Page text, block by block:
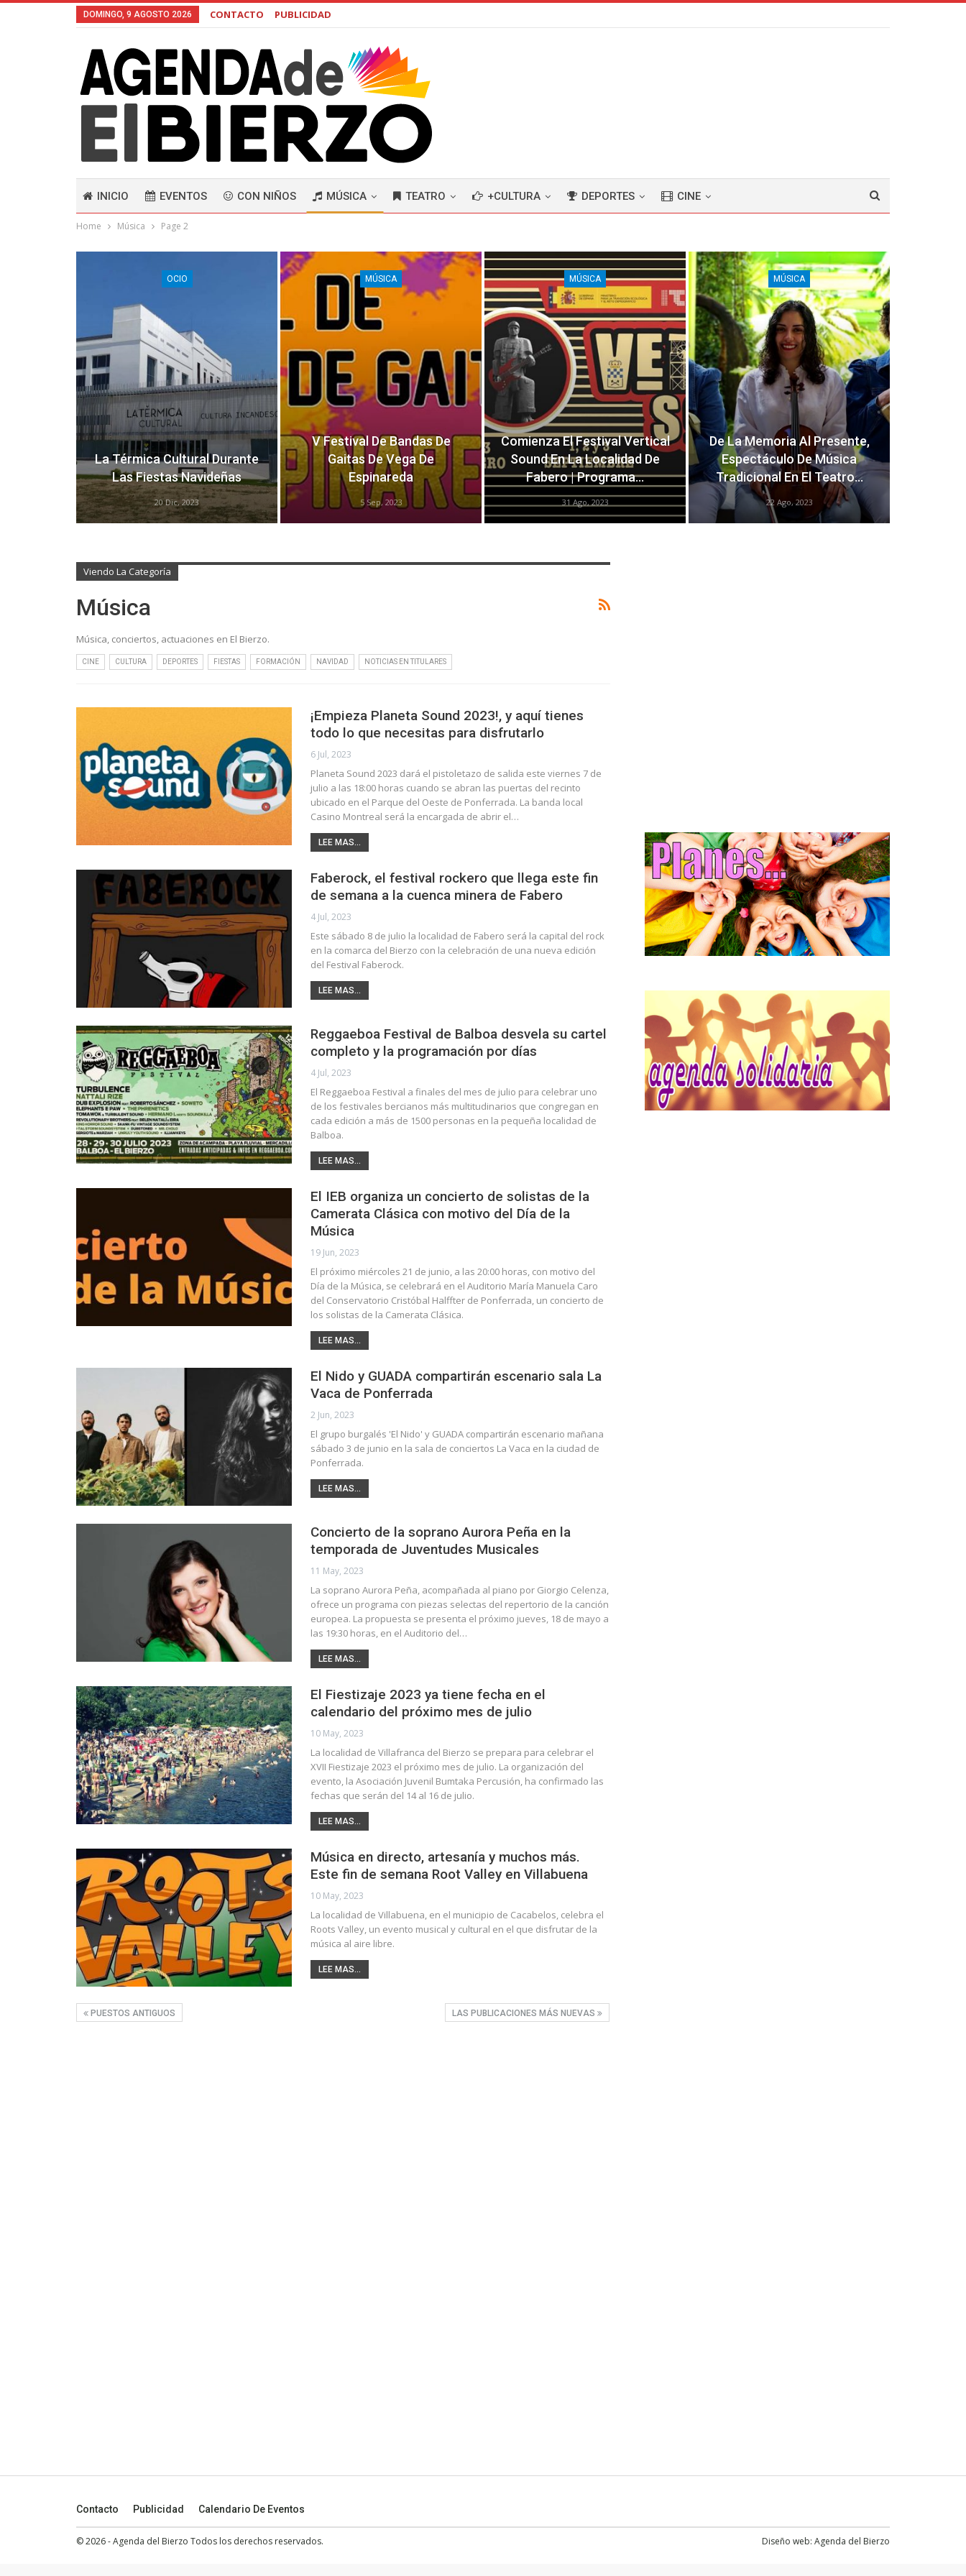
DOMINGO, 9 AGOSTO 2026 CONTACTO PUBLICIDAD
INICIO EVENTOS CON NIÑOS MÚSICA TEATRO +CULTURA DEPORTES CINE
Home Música Page 2
OCIO
La Térmica Cultural Durante
Las Fiestas Navideñas
20 Dic, 2023
MÚSICA
V Festival De Bandas De
Gaitas De Vega De
Espinareda
5 Sep, 2023
MÚSICA
Comienza El Festival Vertical
Sound En La Localidad De
Fabero | Programa…
31 Ago, 2023
MÚSICA
De La Memoria Al Presente,
Espectáculo De Música
Tradicional En El Teatro…
22 Ago, 2023
Viendo La Categoría
Música
Música, conciertos, actuaciones en El Bierzo.
CINE CULTURA DEPORTES FIESTAS FORMACIÓN NAVIDAD NOTICIAS EN TITULARES
¡Empieza Planeta Sound 2023!, y aquí tienes
todo lo que necesitas para disfrutarlo
6 Jul, 2023
Planeta Sound 2023 dará el pistoletazo de salida este viernes 7 de
julio a las 18:00 horas cuando se abran las puertas del recinto
ubicado en el Parque del Oeste de Ponferrada. La banda local
Casino Montreal será la encargada de abrir el…
LEE MAS...
Faberock, el festival rockero que llega este fin
de semana a la cuenca minera de Fabero
4 Jul, 2023
Este sábado 8 de julio la localidad de Fabero será la capital del rock
en la comarca del Bierzo con la celebración de una nueva edición
del Festival Faberock.
LEE MAS...
Reggaeboa Festival de Balboa desvela su cartel
completo y la programación por días
4 Jul, 2023
El Reggaeboa Festival a finales del mes de julio para celebrar uno
de los festivales bercianos más multitudinarios que congregan en
cada edición a más de 1500 personas en la pequeña localidad de
Balboa.
LEE MAS...
El IEB organiza un concierto de solistas de la
Camerata Clásica con motivo del Día de la
Música
19 Jun, 2023
El próximo miércoles 21 de junio, a las 20:00 horas, con motivo del
Día de la Música, se celebrará en el Auditorio María Manuela Caro
del Conservatorio Cristóbal Halffter de Ponferrada, un concierto de
los solistas de la Camerata Clásica.
LEE MAS...
El Nido y GUADA compartirán escenario sala La
Vaca de Ponferrada
2 Jun, 2023
El grupo burgalés 'El Nido' y GUADA compartirán escenario mañana
sábado 3 de junio en la sala de conciertos La Vaca en la ciudad de
Ponferrada.
LEE MAS...
Concierto de la soprano Aurora Peña en la
temporada de Juventudes Musicales
11 May, 2023
La soprano Aurora Peña, acompañada al piano por Giorgio Celenza,
ofrece un programa con piezas selectas del repertorio de la canción
europea. La propuesta se presenta el próximo jueves, 18 de mayo a
las 19:30 horas, en el Auditorio del…
LEE MAS...
El Fiestizaje 2023 ya tiene fecha en el
calendario del próximo mes de julio
10 May, 2023
La localidad de Villafranca del Bierzo se prepara para celebrar el
XVII Fiestizaje 2023 el próximo mes de julio. La organización del
evento, la Asociación Juvenil Bumtaka Percusión, ha confirmado las
fechas que serán del 14 al 16 de julio.
LEE MAS...
Música en directo, artesanía y muchos más.
Este fin de semana Root Valley en Villabuena
10 May, 2023
La localidad de Villabuena, en el municipio de Cacabelos, celebra el
Roots Valley, un evento musical y cultural en el que disfrutar de la
música al aire libre.
LEE MAS...
PUESTOS ANTIGUOS LAS PUBLICACIONES MÁS NUEVAS
Contacto Publicidad Calendario De Eventos
© 2026 - Agenda del Bierzo Todos los derechos reservados. Diseño web: Agenda del Bierzo